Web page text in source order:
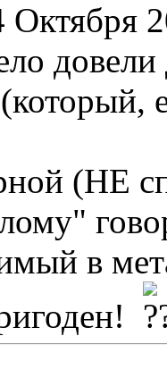
Октября
(НЕ
в